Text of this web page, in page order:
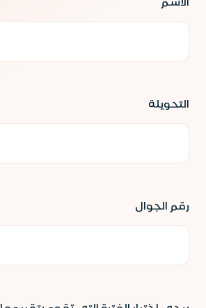
التحويلة
رقم الجوال